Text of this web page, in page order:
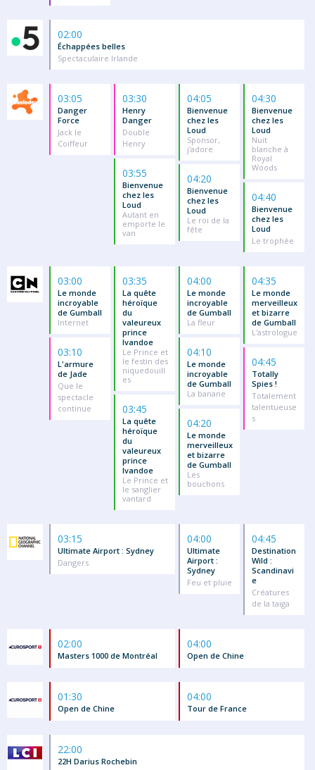
02:00
Échappées belles
Spectaculaire Irlande
03:05
Danger
Force
Jack le
Coiffeur
03:30
Henry
Danger
Double
Henry
03:55
Bienvenue
chez les
Loud
Autant en
emporte le
van
04:05
Bienvenue
chez les
Loud
Sponsor,
j'adore
04:20
Bienvenue
chez les
Loud
Le roi de la
fête
04:30
Bienvenue
chez les
Loud
Nuit
blanche à
Royal
Woods
04:40
Bienvenue
chez les
Loud
Le trophée
03:00
Le monde
incroyable
de Gumball
Internet
03:10
L'armure
de Jade
Que le
spectacle
continue
03:35
La quête
héroïque
du
valeureux
prince
Ivandoe
Le Prince et
le festin des
niquedouill
es
03:45
La quête
héroïque
du
valeureux
prince
Ivandoe
Le Prince et
le sanglier
vantard
04:00
Le monde
incroyable
de Gumball
La fleur
04:10
Le monde
incroyable
de Gumball
La banane
04:20
Le monde
merveilleux
et bizarre
de Gumball
Les
bouchons
04:35
Le monde
merveilleux
et bizarre
de Gumball
L'astrologue
04:45
Totally
Spies !
Totalement
talentueuse
s
03:15
Ultimate Airport : Sydney
Dangers
04:00
Ultimate
Airport :
Sydney
Feu et pluie
04:45
Destination
Wild :
Scandinavi
e
Créatures
de la taïga
02:00
Masters 1000 de Montréal
04:00
Open de Chine
01:30
Open de Chine
04:00
Tour de France
22:00
22H Darius Rochebin